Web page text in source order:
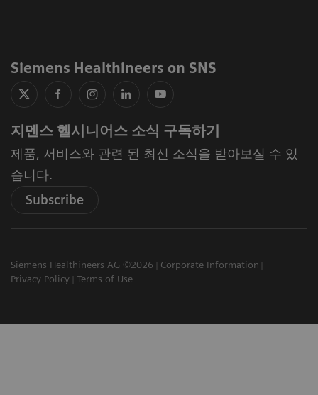
Siemens Healthineers on SNS
지멘스 헬시니어스 소식 구독하기
제품, 서비스와 관련 된 최신 소식을 받아보실 수 있
습니다.
Subscribe
Siemens Healthineers AG ©2026
Corporate Information
Privacy Policy
Terms of Use